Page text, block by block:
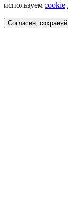
используем cookie
Согласен,